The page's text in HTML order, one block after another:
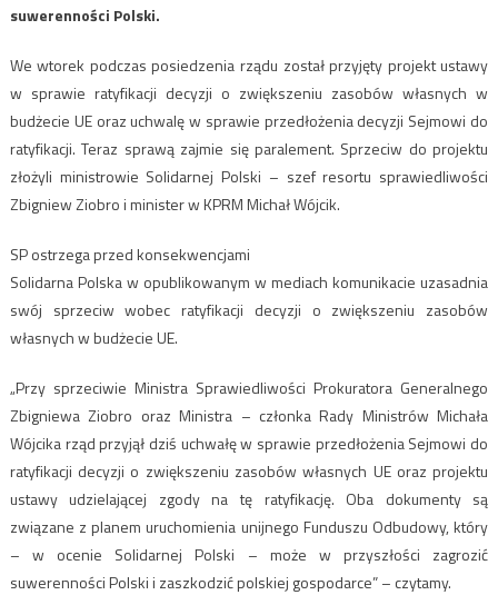
suwerenności Polski.
We wtorek podczas posiedzenia rządu został przyjęty projekt ustawy
w sprawie ratyfikacji decyzji o zwiększeniu zasobów własnych w
budżecie UE oraz uchwalę w sprawie przedłożenia decyzji Sejmowi do
ratyfikacji. Teraz sprawą zajmie się paralement. Sprzeciw do projektu
złożyli ministrowie Solidarnej Polski – szef resortu sprawiedliwości
Zbigniew Ziobro i minister w KPRM Michał Wójcik.
SP ostrzega przed konsekwencjami
Solidarna Polska w opublikowanym w mediach komunikacie uzasadnia
swój sprzeciw wobec ratyfikacji decyzji o zwiększeniu zasobów
własnych w budżecie UE.
„Przy sprzeciwie Ministra Sprawiedliwości Prokuratora Generalnego
Zbigniewa Ziobro oraz Ministra – członka Rady Ministrów Michała
Wójcika rząd przyjął dziś uchwałę w sprawie przedłożenia Sejmowi do
ratyfikacji decyzji o zwiększeniu zasobów własnych UE oraz projektu
ustawy udzielającej zgody na tę ratyfikację. Oba dokumenty są
związane z planem uruchomienia unijnego Funduszu Odbudowy, który
– w ocenie Solidarnej Polski – może w przyszłości zagrozić
suwerenności Polski i zaszkodzić polskiej gospodarce” – czytamy.